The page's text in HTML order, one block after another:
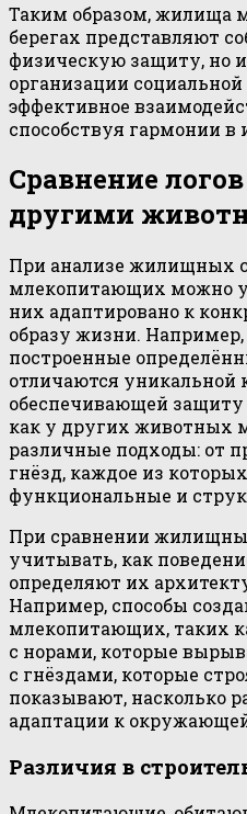
Таким образом, жилища
берегах представляют
физическую защиту, но
организации
эффективное
способствуя гармонии
Сравнение
другими
При анализе жилищных
млекопитающих можно
них адаптировано к
образу жизни. Например,
построенные
отличаются уникальной
обеспечивающей
как у других животных
различные подходы: от
гнёзд, каждое из
функциональные и
При сравнении
учитывать, как
определяют их
Например, способы
млекопитающих, таких
с норами, которые
с гнёздами, которые
показывают, насколько
адаптации к
Различия в